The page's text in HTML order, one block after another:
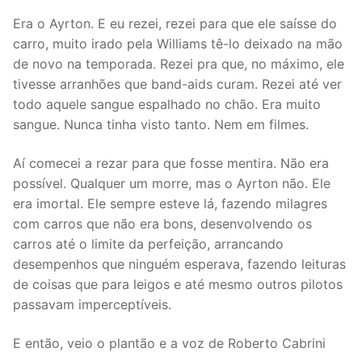
Era o Ayrton. E eu rezei, rezei para que ele saísse do
carro, muito irado pela Williams tê-lo deixado na mão
de novo na temporada. Rezei pra que, no máximo, ele
tivesse arranhões que band-aids curam. Rezei até ver
todo aquele sangue espalhado no chão. Era muito
sangue. Nunca tinha visto tanto. Nem em filmes.
Aí comecei a rezar para que fosse mentira. Não era
possível. Qualquer um morre, mas o Ayrton não. Ele
era imortal. Ele sempre esteve lá, fazendo milagres
com carros que não era bons, desenvolvendo os
carros até o limite da perfeição, arrancando
desempenhos que ninguém esperava, fazendo leituras
de coisas que para leigos e até mesmo outros pilotos
passavam imperceptíveis.
E então, veio o plantão e a voz de Roberto Cabrini